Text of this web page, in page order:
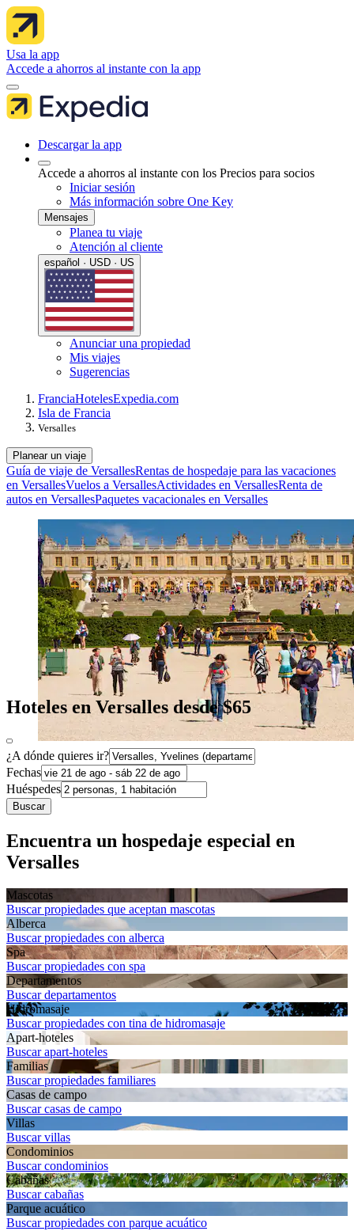
Usa la app
Accede a ahorros al instante con la app
Descargar la app
Accede a ahorros al instante con los Precios para socios
Iniciar sesión
Más información sobre One Key
Mensajes
Planea tu viaje
Atención al cliente
español · USD · US
Anunciar una propiedad
Mis viajes
Sugerencias
FranciaHotelesExpedia.com
Isla de Francia
Versalles
Planear un viaje
Guía de viaje de VersallesRentas de hospedaje para las vacaciones
en VersallesVuelos a VersallesActividades en VersallesRenta de
autos en VersallesPaquetes vacacionales en Versalles
Hoteles en Versalles desde $65
¿A dónde quieres ir?
Fechas
Huéspedes
Buscar
Encuentra un hospedaje especial en
Versalles
Mascotas
Buscar propiedades que aceptan mascotas
Alberca
Buscar propiedades con alberca
Spa
Buscar propiedades con spa
Departa­mentos
Buscar departamentos
Hidromasaje
Buscar propiedades con tina de hidromasaje
Apart-hoteles
Buscar apart-hoteles
Familias
Buscar propiedades familiares
Casas de campo
Buscar casas de campo
Villas
Buscar villas
Condominios
Buscar condominios
Cabañas
Buscar cabañas
Parque acuático
Buscar propiedades con parque acuático